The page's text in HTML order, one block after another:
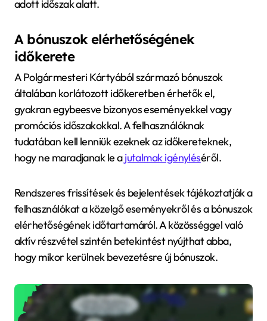
adott időszak alatt.
A bónuszok elérhetőségének
időkerete
A Polgármesteri Kártyából származó bónuszok
általában korlátozott időkeretben érhetők el,
gyakran egybeesve bizonyos eseményekkel vagy
promóciós időszakokkal. A felhasználóknak
tudatában kell lenniük ezeknek az időkereteknek,
hogy ne maradjanak le ajutalmak igényléséről.
Rendszeres frissítések és bejelentések tájékoztatják a
felhasználókat a közelgő eseményekről és a bónuszok
elérhetőségének időtartamáról. A közösséggel való
aktív részvétel szintén betekintést nyújthat abba,
hogy mikor kerülnek bevezetésre új bónuszok.